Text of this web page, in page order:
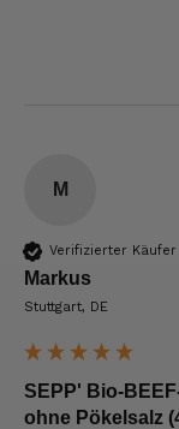
M
Verifizierter Käufer
Markus
Stuttgart, DE
SEPP' Bio-
ohne Pökelsalz